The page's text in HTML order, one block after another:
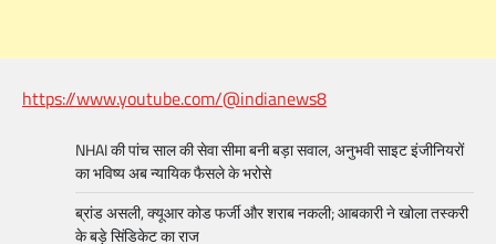
https://www.youtube.com/@indianews8
NHAI की पांच साल की सेवा सीमा बनी बड़ा सवाल, अनुभवी साइट इंजीनियरों
का भविष्य अब न्यायिक फैसले के भरोसे
ब्रांड असली, क्यूआर कोड फर्जी और शराब नकली; आबकारी ने खोला तस्करी
के बड़े सिंडिकेट का राज